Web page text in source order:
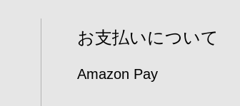
お支払いについて
Amazon Pay